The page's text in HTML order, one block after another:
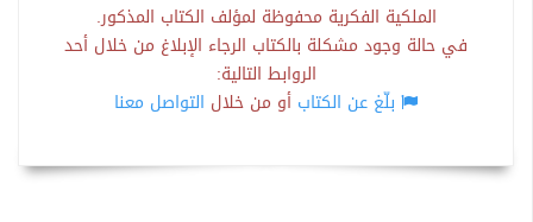
الملكية الفكرية محفوظة لمؤلف الكتاب المذكور.
في حالة وجود مشكلة بالكتاب الرجاء الإبلاغ من خلال أحد
الروابط التالية:
بلّغ عن الكتاب أو من خلال التواصل معنا